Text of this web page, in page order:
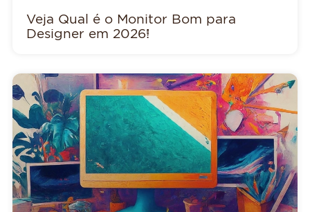
Veja Qual é o Monitor Bom para
Designer em 2026!